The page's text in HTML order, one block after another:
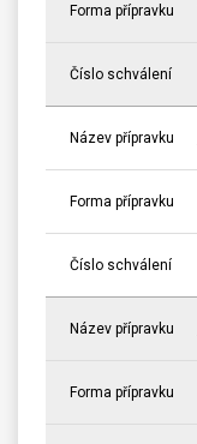
Forma přípravku
Číslo schválení
Název přípravku
Forma přípravku
Číslo schválení
Název přípravku
Forma přípravku